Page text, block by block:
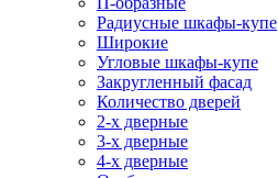
Радиусные шкафы-купе
Широкие
Угловые шкафы-купе
Закругленный фасад
Количество дверей
2-х дверные
3-х дверные
4-х дверные